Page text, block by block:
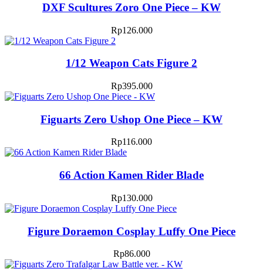
DXF Scultures Zoro One Piece – KW
Rp126.000
1/12 Weapon Cats Figure 2
Rp395.000
Figuarts Zero Ushop One Piece – KW
Rp116.000
66 Action Kamen Rider Blade
Rp130.000
Figure Doraemon Cosplay Luffy One Piece
Rp86.000